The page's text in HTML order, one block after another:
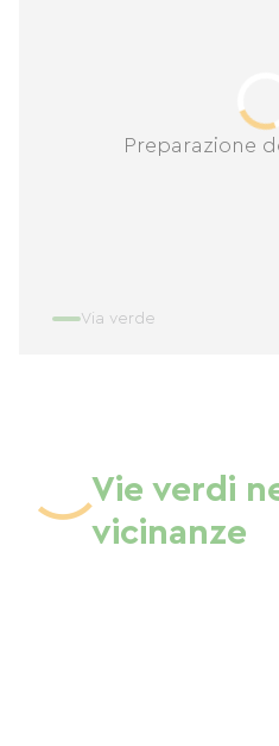
Preparazione
Via verde
Vie verdi
vicinanze